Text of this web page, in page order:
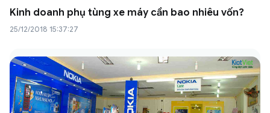
Kinh doanh phụ tùng xe máy cần bao nhiêu vốn?
25/12/2018 15:37:27